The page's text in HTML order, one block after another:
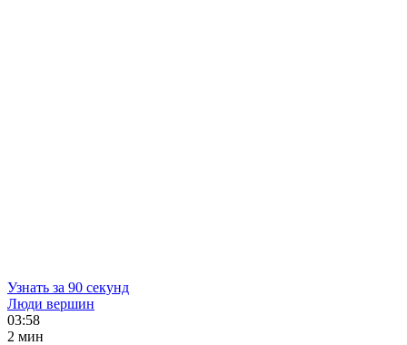
Узнать за 90 секунд
Люди вершин
03:58
2 мин